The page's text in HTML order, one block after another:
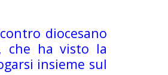
diocesano
che ha visto la
insieme sul